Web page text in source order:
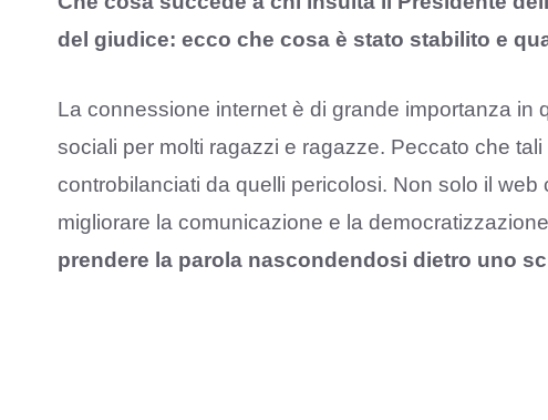
del giudice: ecco che cosa è stato stabilito e
La connessione internet è di grande importanza in
sociali per molti ragazzi e ragazze. Peccato che
controbilanciati da quelli pericolosi. Non solo il web
migliorare la comunicazione e la
prendere la parola nascondendosi dietro uno